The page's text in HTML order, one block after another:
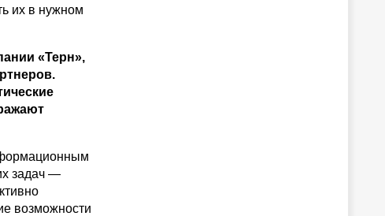
их в нужном
«Терн»,
задач —
возможности